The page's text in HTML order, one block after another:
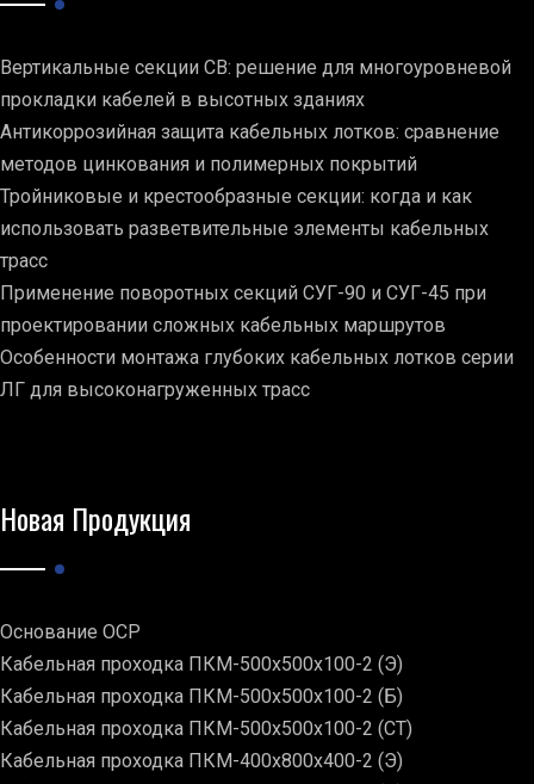
Вертикальные секции СВ: решение для многоуровневой
прокладки кабелей в высотных зданиях
Антикоррозийная защита кабельных лотков: сравнение
методов цинкования и полимерных покрытий
Тройниковые и крестообразные секции: когда и как
использовать разветвительные элементы кабельных
трасс
Применение поворотных секций СУГ-90 и СУГ-45 при
проектировании сложных кабельных маршрутов
Особенности монтажа глубоких кабельных лотков серии
ЛГ для высоконагруженных трасс
Новая Продукция
Основание ОСР
Кабельная проходка ПКМ-500х500х100-2 (Э)
Кабельная проходка ПКМ-500х500х100-2 (Б)
Кабельная проходка ПКМ-500х500х100-2 (СТ)
Кабельная проходка ПКМ-400х800х400-2 (Э)